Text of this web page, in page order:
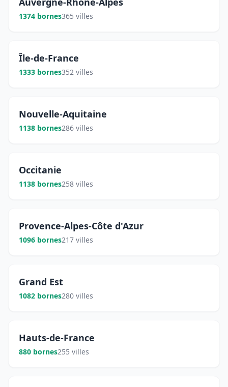
1374 bornes365 villes
Île-de-France
1333 bornes352 villes
Nouvelle-Aquitaine
1138 bornes286 villes
Occitanie
1138 bornes258 villes
Provence-Alpes-Côte d'Azur
1096 bornes217 villes
Grand Est
1082 bornes280 villes
Hauts-de-France
880 bornes255 villes